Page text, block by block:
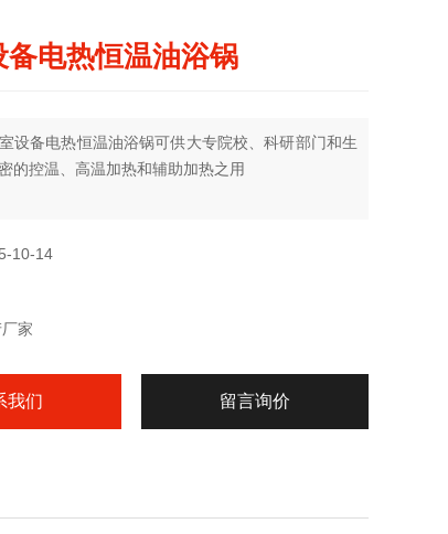
备电热恒温油浴锅
设备电热恒温油浴锅可供大专院校、科研部门和生
的控温、高温加热和辅助加热之用
10-14
家
我们 留言询价